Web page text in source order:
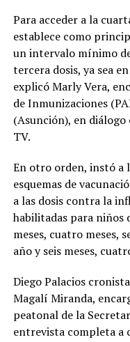
Para acceder a la
establece como
un intervalo mínimo
tercera dosis, ya sea
explicó Marly Vera,
de Inmunizaciones
(Asunción), en
TV.
En otro orden, instó a
esquemas de
a las dosis contra la
habilitadas para niños
meses, cuatro meses,
año y seis meses,
Diego Palacios
Magalí Miranda,
peatonal de la
entrevista completa a